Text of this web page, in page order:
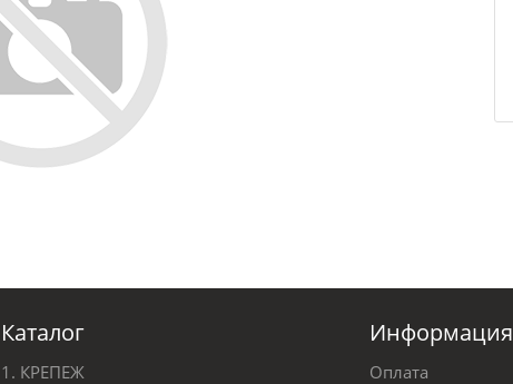
Каталог
1. КРЕПЕЖ
Информация
Оплата